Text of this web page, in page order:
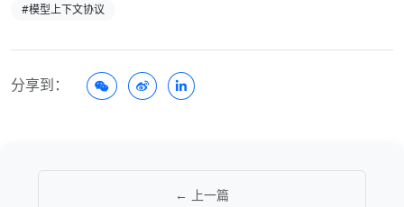
#模型上下文协议
分享到：
← 上一篇